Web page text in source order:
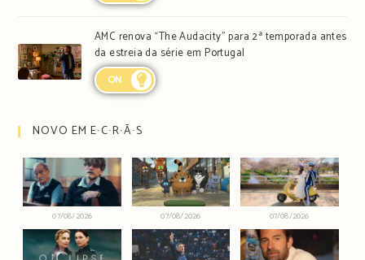
AMC renova “The Audacity” para 2ª temporada antes
da estreia da série em Portugal
ON
NOVO EM E∙C∙R∙Ã∙S
07/08/2026 07/08/2026 07/08/2026